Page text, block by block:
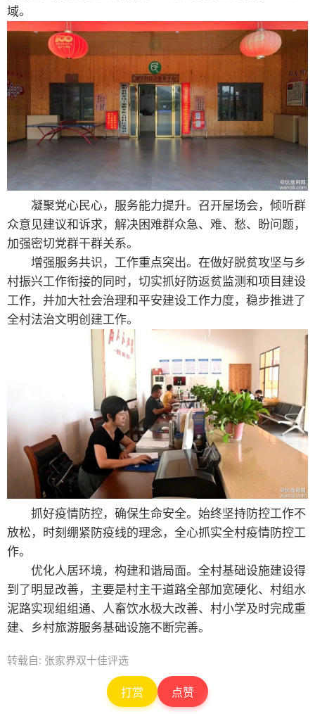
域。
凝聚党心民心，服务能力提升。召开屋场会，倾听群
众意见建议和诉求，解决困难群众急、难、愁、盼问题，
加强密切党群干群关系。
增强服务共识，工作重点突出。在做好脱贫攻坚与乡
村振兴工作衔接的同时，切实抓好防返贫监测和项目建设
工作，并加大社会治理和平安建设工作力度，稳步推进了
全村法治文明创建工作。
抓好疫情防控，确保生命安全。始终坚持防控工作不
放松，时刻绷紧防疫线的理念，全心抓实全村疫情防控工
作。
优化人居环境，构建和谐局面。全村基础设施建设得
到了明显改善，主要是村主干道路全部加宽硬化、村组水
泥路实现组组通、人畜饮水极大改善、村小学及时完成重
建、乡村旅游服务基础设施不断完善。
转载自: 张家界双十佳评选
打赏 点赞